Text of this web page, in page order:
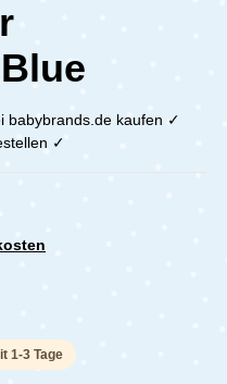
babybrands.de kaufen ✓
✓
5 Sternen
1-3 Tage